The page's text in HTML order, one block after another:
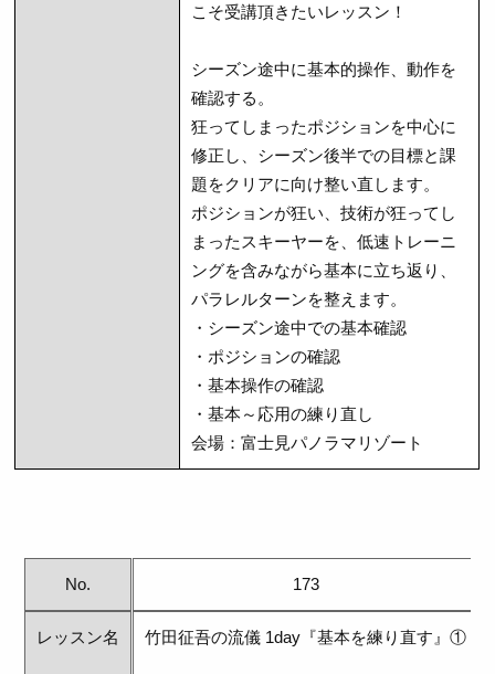
こそ受講頂きたいレッスン！
シーズン途中に基本的操作、動作を
確認する。
狂ってしまったポジションを中心に
修正し、シーズン後半での目標と課
題をクリアに向け整い直します。
ポジションが狂い、技術が狂ってし
まったスキーヤーを、低速トレーニ
ングを含みながら基本に立ち返り、
パラレルターンを整えます。
・シーズン途中での基本確認
・ポジションの確認
・基本操作の確認
・基本～応用の練り直し
会場：富士見パノラマリゾート
No.
レッスン名
173
竹田征吾の流儀 1day『基本を練り直す』①